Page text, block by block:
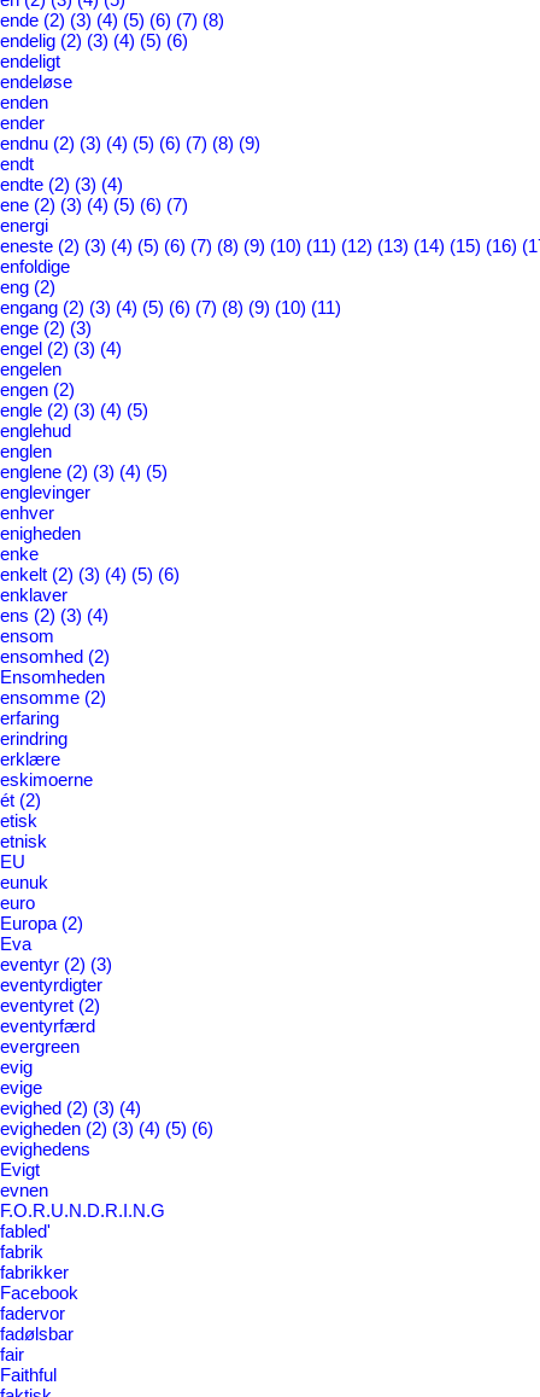
ende (2) (3) (4) (5) (6) (7) (8)
endelig (2) (3) (4) (5) (6)
endeligt
endeløse
enden
ender
endnu (2) (3) (4) (5) (6) (7) (8) (9)
endt
endte (2) (3) (4)
ene (2) (3) (4) (5) (6) (7)
energi
eneste (2) (3) (4) (5) (6) (7) (8) (9) (10) (11) (12) (13) (14) (15) (16)
enfoldige
eng (2)
engang (2) (3) (4) (5) (6) (7) (8) (9) (10) (11)
enge (2) (3)
engel (2) (3) (4)
engelen
engen (2)
engle (2) (3) (4) (5)
englehud
englen
englene (2) (3) (4) (5)
englevinger
enhver
enigheden
enke
enkelt (2) (3) (4) (5) (6)
enklaver
ens (2) (3) (4)
ensom
ensomhed (2)
Ensomheden
ensomme (2)
erfaring
erindring
erklære
eskimoerne
ét (2)
etisk
etnisk
EU
eunuk
euro
Europa (2)
Eva
eventyr (2) (3)
eventyrdigter
eventyret (2)
eventyrfærd
evergreen
evig
evige
evighed (2) (3) (4)
evigheden (2) (3) (4) (5) (6)
evighedens
Evigt
evnen
F.O.R.U.N.D.R.I.N.G
fabled'
fabrik
fabrikker
Facebook
fadervor
fadølsbar
fair
Faithful